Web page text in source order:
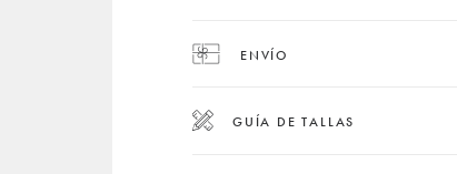
ENVÍO
GUÍA DE TALLAS